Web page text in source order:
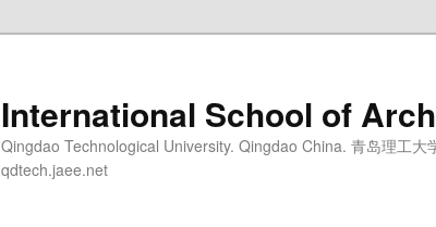
International School of
Qingdao Technological University. Qingdao China. 青岛理工大
qdtech.jaee.net